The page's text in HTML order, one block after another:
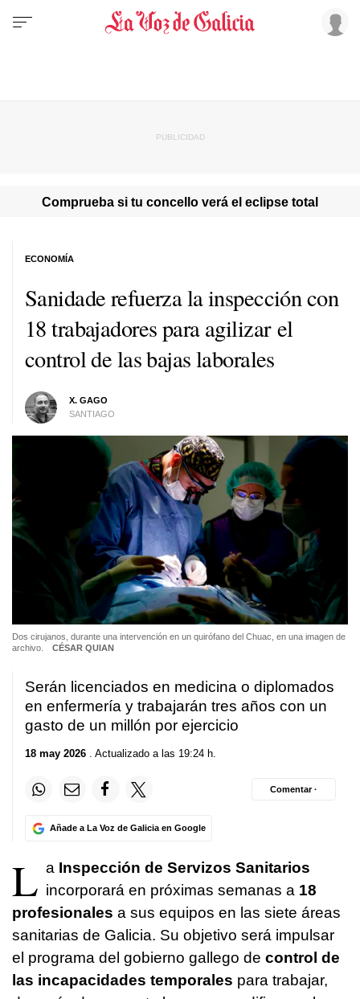
Comprueba si tu concello verá el eclipse total
Sanidade refuerza la inspección con
18 trabajadores para agilizar el
control de las bajas laborales
X. GAGO
SANTIAGO
ECONOMÍA
Dos cirujanos, durante una intervención en un quirófano del Chuac, en una imagen de
archivo.
CÉSAR QUIAN
Serán licenciados en medicina o diplomados
en enfermería y trabajarán tres años con un
gasto de un millón por ejercicio
18 may 2026 . Actualizado a las 19:24 h.
Añade a La Voz de Galicia en Google
Comentar ·
L a Inspección de Servizos Sanitarios
incorporará en próximas semanas a 18
profesionales a sus equipos en las siete áreas
sanitarias de Galicia. Su objetivo será impulsar
el programa del gobierno gallego de control de
las incapacidades temporales para trabajar,